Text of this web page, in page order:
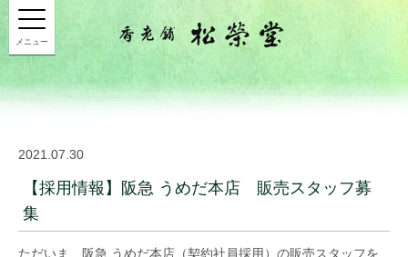
メニュー
2021.07.30
【採用情報】阪急 うめだ本店 販売スタッフ募
集
ただいま、阪急 うめだ本店（契約社員採用）の販売スタッフを